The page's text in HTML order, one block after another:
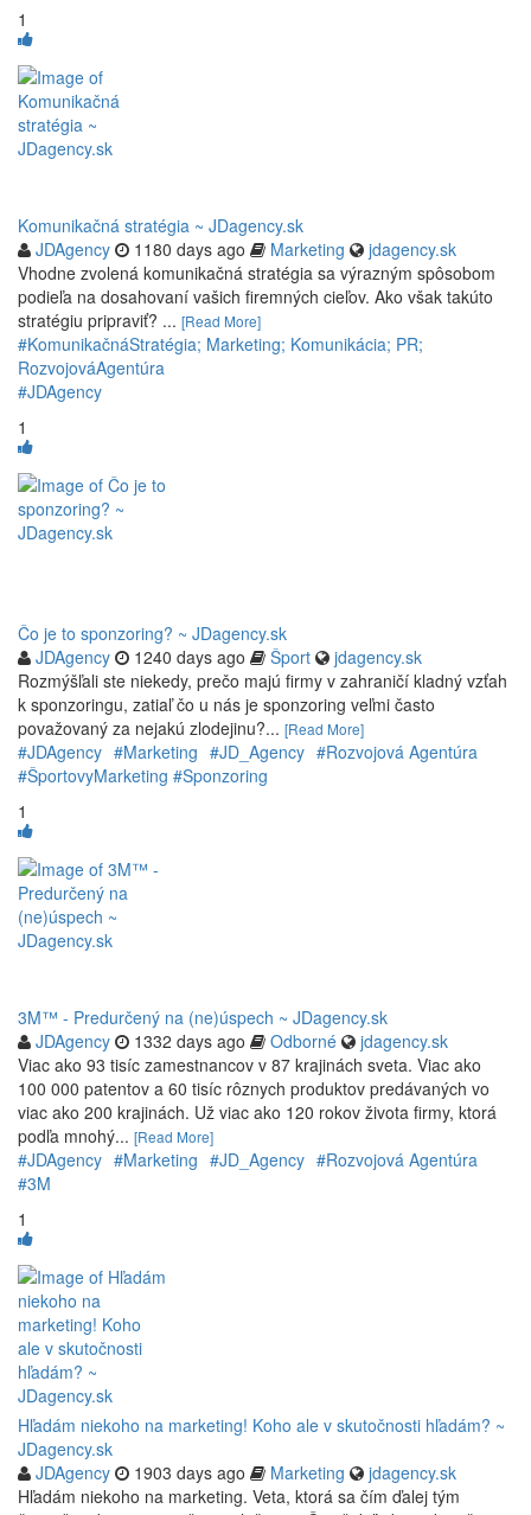
1
Komunikačná stratégia ~ JDagency.sk
JDAgency
1180 days ago Marketing
jdagency.sk
Vhodne zvolená komunikačná stratégia sa výrazným spôsobom
podieľa na dosahovaní vašich firemných cieľov. Ako však takúto
stratégiu pripraviť? ... [Read More]
#KomunikačnáStratégia; Marketing; Komunikácia; PR;
RozvojováAgentúra
#JDAgency
1
Čo je to sponzoring? ~ JDagency.sk
JDAgency
1240 days ago Šport
jdagency.sk
Rozmýšľali ste niekedy, prečo majú firmy v zahraničí kladný vzťah
k sponzoringu, zatiaľ čo u nás je sponzoring veľmi často
považovaný za nejakú zlodejinu?... [Read More]
#JDAgency #Marketing #JD_Agency #Rozvojová Agentúra
#ŠportovyMarketing #Sponzoring
1
3M™ - Predurčený na (ne)úspech ~ JDagency.sk
JDAgency
1332 days ago Odborné
jdagency.sk
Viac ako 93 tisíc zamestnancov v 87 krajinách sveta. Viac ako
100 000 patentov a 60 tisíc rôznych produktov predávaných vo
viac ako 200 krajinách. Už viac ako 120 rokov života firmy, ktorá
podľa mnohý... [Read More]
#JDAgency #Marketing #JD_Agency #Rozvojová Agentúra
#3M
1
Hľadám niekoho na marketing! Koho ale v skutočnosti hľadám? ~
JDagency.sk
JDAgency
1903 days ago Marketing
jdagency.sk
Hľadám niekoho na marketing. Veta, ktorá sa čím ďalej tým